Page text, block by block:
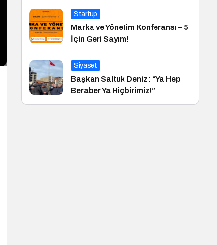
Startup
Marka ve Yönetim Konferansı – 5
İçin Geri Sayım!
Siyaset
Başkan Saltuk Deniz: “Ya Hep
Beraber Ya Hiçbirimiz!”